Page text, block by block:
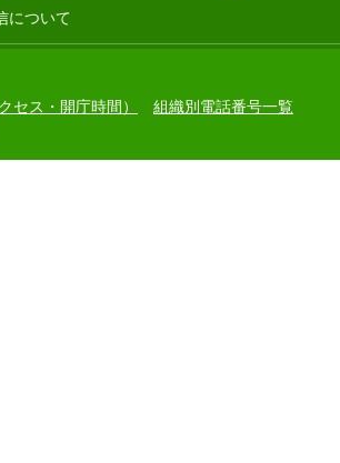
について
セス・開庁時間） 組織別電話番号一覧